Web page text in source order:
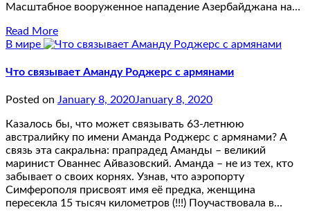
Масштабное вооруженное нападение Азербайджана на…
Read More
В мире
Что связывает Аманду Роджерс с армянами
Posted on January 8, 2020January 8, 2020
Казалось бы, что может связывать 63-летнюю
австралийку по имени Аманда Роджерс с армянами? А
связь эта сакральна: прапрадед Аманды – великий
маринист Ованнес Айвазовский. Аманда – не из тех, кто
забывает о своих корнях. Узнав, что аэропорту
Симферополя присвоят имя её предка, женщина
пересекла 15 тысяч километров (!!!) Поучаствовала в…